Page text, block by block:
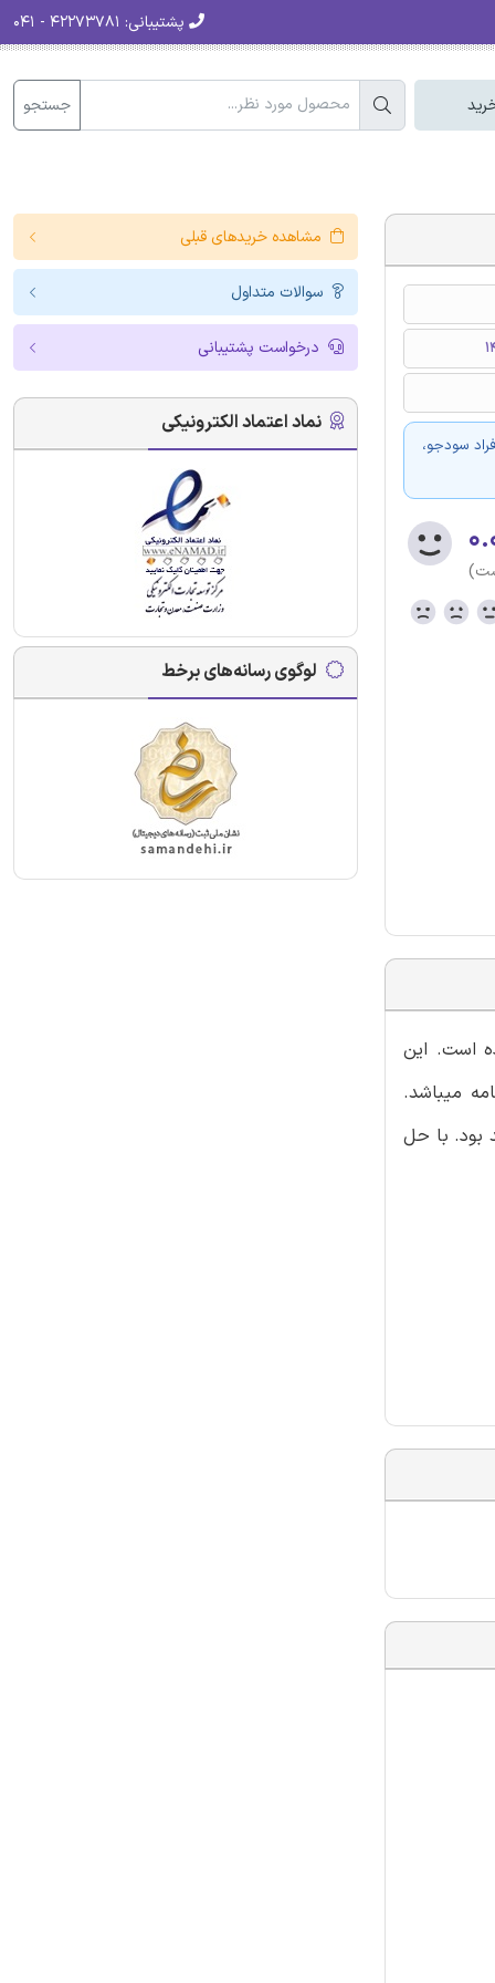
پشتیبانی:
جستجو
سودجو،
است. این
میباشد.
بود. با حل
مشاهده خریدهای قبلی
سوالات متداول
درخواست پشتیبانی
نماد اعتماد الکترونیکی
لوگوی رسانه‌های برخط